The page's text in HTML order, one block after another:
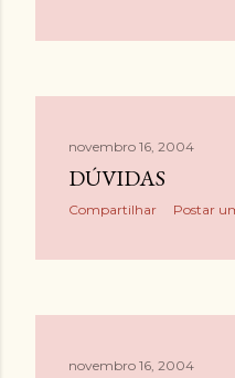
novembro 16, 2004
DÚVIDAS
Compartilhar Postar
novembro 16, 2004